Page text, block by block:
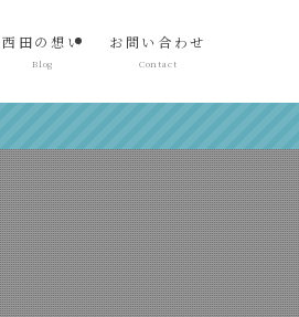
西田の想い
Blog
お問い合わせ
Contact